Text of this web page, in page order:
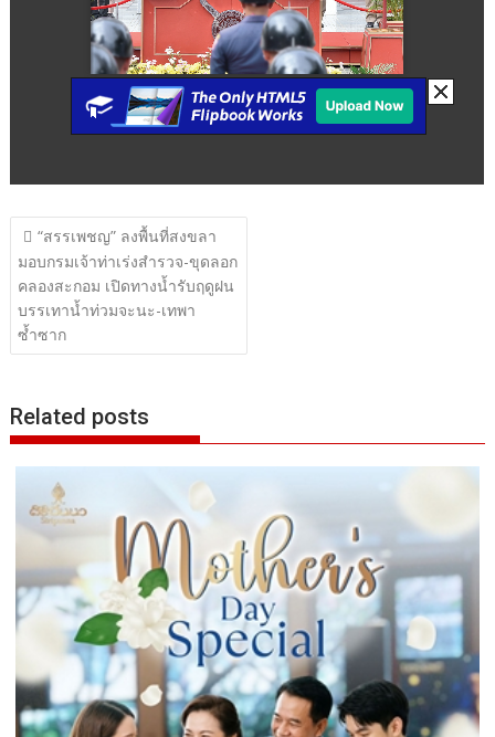
แนะแนว
เรื่อง
“สรรเพชญ” ลงพื้นที่สงขลา
มอบกรมเจ้าท่าเร่งสำรวจ-ขุดลอก
คลองสะกอม เปิดทางน้ำรับฤดูฝน
บรรเทาน้ำท่วมจะนะ-เทพา
ซ้ำซาก
Related posts